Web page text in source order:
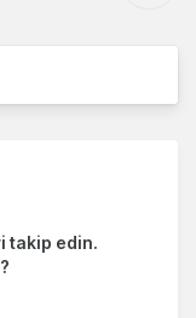
takip edin.